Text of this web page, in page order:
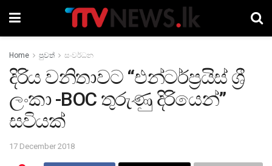
Home පුවත් සංවර්ධන
දිරිය වනිතාවට “එන්ටර්ප්‍රයිස් ශ්‍රී
ලංකා -BOC තුරුණු දිරියෙන්”
සවියක්
17 December 2018